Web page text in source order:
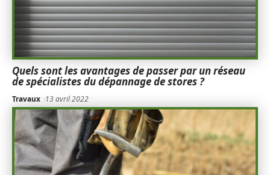
Quels sont les avantages de passer par un réseau
de spécialistes du dépannage de stores ?
Travaux 13 avril 2022